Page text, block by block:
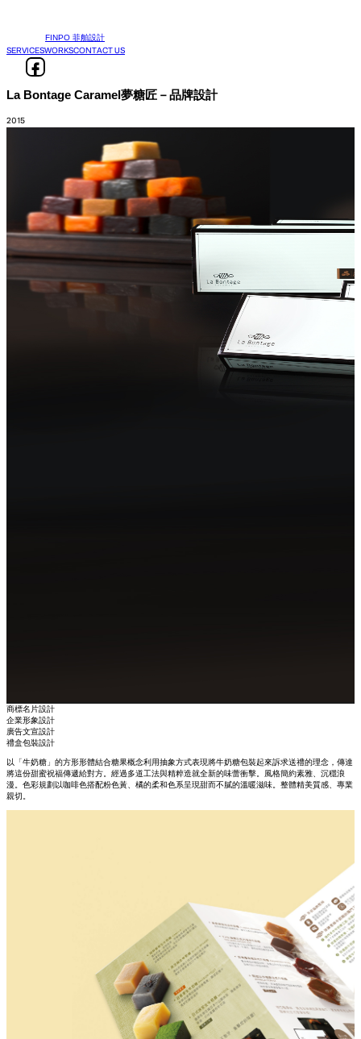
FINPO 菲舶設計
SERVICESWORKSCONTACT US
La Bontage Caramel夢糖匠－品牌設計
2015
商標名片設計
企業形象設計
廣告文宣設計
禮盒包裝設計
以「牛奶糖」的方形形體結合糖果概念利用抽象方式表現將牛奶糖包裝起來訴求送禮的理念，傳達
將這份甜蜜祝福傳遞給對方。經過多道工法與精粹造就全新的味蕾衝擊。風格簡約素雅、沉穩浪
漫。色彩規劃以咖啡色搭配粉色黃、橘的柔和色系呈現甜而不膩的溫暖滋味。整體精美質感、專業
親切。